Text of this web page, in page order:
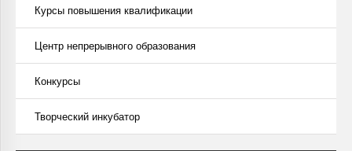
Курсы повышения квалификации
Центр непрерывного образования
Конкурсы
Творческий инкубатор